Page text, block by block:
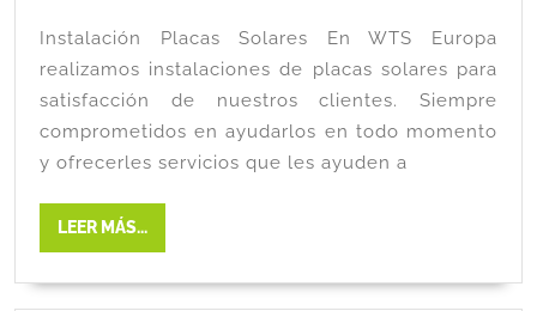
Instalación Placas Solares En WTS Europa
realizamos instalaciones de placas solares para
satisfacción de nuestros clientes. Siempre
comprometidos en ayudarlos en todo momento
y ofrecerles servicios que les ayuden a
LEER MÁS...